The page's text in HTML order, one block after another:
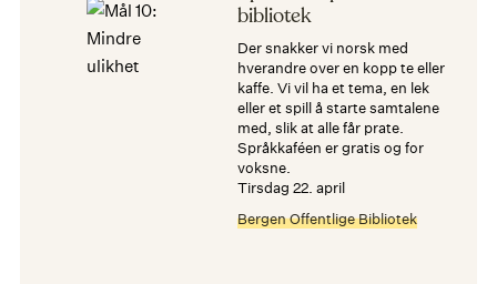
bibliotek
Der snakker vi norsk med
hverandre over en kopp te eller
kaffe. Vi vil ha et tema, en lek
eller et spill å starte samtalene
med, slik at alle får prate.
Språkkaféen er gratis og for
voksne.
tirsdag 22. april
Bergen Offentlige Bibliotek